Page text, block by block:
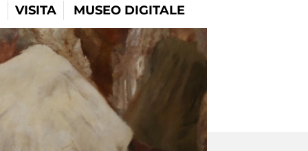
VISITA MUSEO DIGITALE